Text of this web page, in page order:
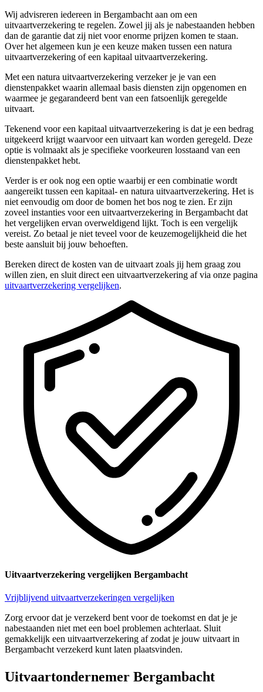
Wij advisreren iedereen in Bergambacht aan om een
uitvaartverzekering te regelen. Zowel jij als je nabestaanden hebben
dan de garantie dat zij niet voor enorme prijzen komen te staan.
Over het algemeen kun je een keuze maken tussen een natura
uitvaartverzekering of een kapitaal uitvaartverzekering.
Met een natura uitvaartverzekering verzeker je je van een
dienstenpakket waarin allemaal basis diensten zijn opgenomen en
waarmee je gegarandeerd bent van een fatsoenlijk geregelde
uitvaart.
Tekenend voor een kapitaal uitvaartverzekering is dat je een bedrag
uitgekeerd krijgt waarvoor een uitvaart kan worden geregeld. Deze
optie is volmaakt als je specifieke voorkeuren losstaand van een
dienstenpakket hebt.
Verder is er ook nog een optie waarbij er een combinatie wordt
aangereikt tussen een kapitaal- en natura uitvaartverzekering. Het is
niet eenvoudig om door de bomen het bos nog te zien. Er zijn
zoveel instanties voor een uitvaartverzekering in Bergambacht dat
het vergelijken ervan overweldigend lijkt. Toch is een vergelijk
vereist. Zo betaal je niet teveel voor de keuzemogelijkheid die het
beste aansluit bij jouw behoeften.
Bereken direct de kosten van de uitvaart zoals jij hem graag zou
willen zien, en sluit direct een uitvaartverzekering af via onze pagina
uitvaartverzekering vergelijken.
Uitvaartverzekering vergelijken Bergambacht
Vrijblijvend uitvaartverzekeringen vergelijken
Zorg ervoor dat je verzekerd bent voor de toekomst en dat je je
nabestaanden niet met een boel problemen achterlaat. Sluit
gemakkelijk een uitvaartverzekering af zodat je jouw uitvaart in
Bergambacht verzekerd kunt laten plaatsvinden.
Uitvaartondernemer Bergambacht